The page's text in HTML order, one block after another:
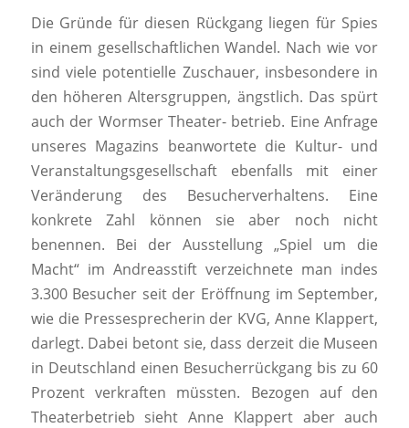
Die Gründe für diesen Rückgang liegen für Spies
in einem gesellschaftlichen Wandel. Nach wie vor
sind viele potentielle Zuschauer, insbesondere in
den höheren Altersgruppen, ängstlich. Das spürt
auch der Wormser Theater- betrieb. Eine Anfrage
unseres Magazins beanwortete die Kultur- und
Veranstaltungsgesellschaft ebenfalls mit einer
Veränderung des Besucherverhaltens. Eine
konkrete Zahl können sie aber noch nicht
benennen. Bei der Ausstellung „Spiel um die
Macht“ im Andreasstift verzeichnete man indes
3.300 Besucher seit der Eröffnung im September,
wie die Pressesprecherin der KVG, Anne Klappert,
darlegt. Dabei betont sie, dass derzeit die Museen
in Deutschland einen Besucherrückgang bis zu 60
Prozent verkraften müssten. Bezogen auf den
Theaterbetrieb sieht Anne Klappert aber auch